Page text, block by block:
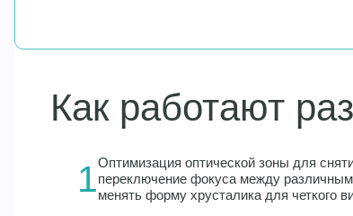
Как работают
1Оптимизация оптической зоны для
переключение фокуса между
менять форму хрусталика для четкого